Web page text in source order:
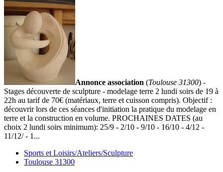
Annonce association (Toulouse 31300) -
Stages découverte de sculpture - modelage terre 2 lundi soirs de 19 à
22h au tarif de 70€ (matériaux, terre et cuisson compris). Objectif :
découvrir lors de ces séances d'initiation la pratique du modelage en
terre et la construction en volume. PROCHAINES DATES (au
choix 2 lundi soirs minimum): 25/9 - 2/10 - 9/10 - 16/10 - 4/12 -
11/12/ - 1...
Sports et Loisirs/Ateliers/Sculpture
Toulouse 31300